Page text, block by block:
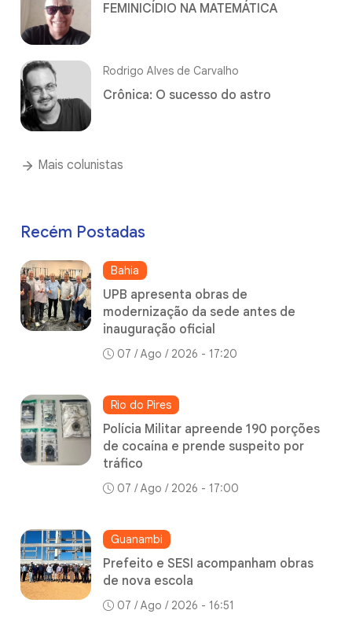
FEMINICÍDIO NA MATEMÁTICA
Rodrigo Alves de Carvalho
Crônica: O sucesso do astro
Mais colunistas
Recém Postadas
Bahia
UPB apresenta obras de
modernização da sede antes de
inauguração oficial
07 / Ago / 2026 - 17:20
Rio do Pires
Polícia Militar apreende 190 porções
de cocaína e prende suspeito por
tráfico
07 / Ago / 2026 - 17:00
Guanambi
Prefeito e SESI acompanham obras
de nova escola
07 / Ago / 2026 - 16:51